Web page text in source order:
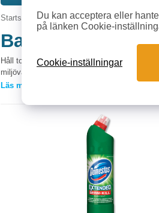
Startsida »Städ, Hygien»Badrum/WC
Badrum & WC
Håll toaletter och badrum skinande rena
miljövänliga alternativ. Perfekt för hem och
Vilka WC-rengöringsmedel behövs?
Toalettrengöring (t.ex. Domestos) för
Roterande städ minskar tidsåtgången jämfört
Hur ofta ska kontorets toaletter
Daglig städning i högfrekventa toaletter,
städning sker regelbundet.
Läs mer »
Du kan acceptera eller
på länken Cookie-
Cookie-inställningar